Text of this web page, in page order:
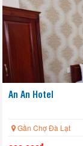
An An Hotel
Gần Chợ Đà Lạt